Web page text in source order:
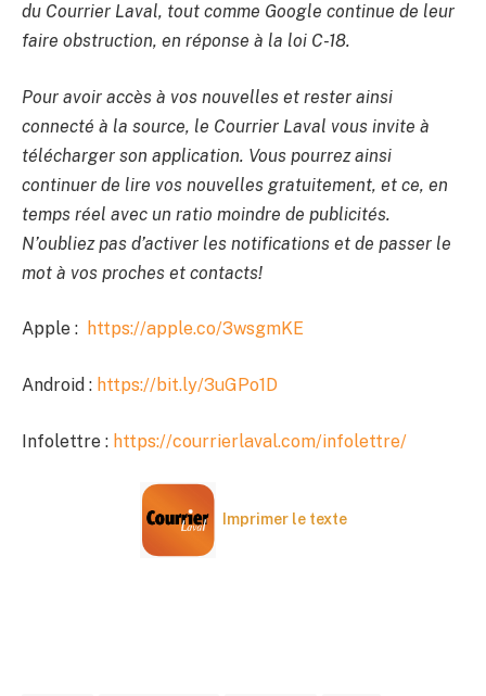
du Courrier Laval, tout comme Google continue de leur
faire obstruction, en réponse à la loi C-18.
Pour avoir accès à vos nouvelles et rester ainsi
connecté à la source, le Courrier Laval vous invite à
télécharger son application. Vous pourrez ainsi
continuer de lire vos nouvelles gratuitement, et ce, en
temps réel avec un ratio moindre de publicités.
N’oubliez pas d’activer les notifications et de passer le
mot à vos proches et contacts!
Apple : https://apple.co/3wsgmKE
Android : https://bit.ly/3uGPo1D
Infolettre : https://courrierlaval.com/infolettre/
Imprimer le texte